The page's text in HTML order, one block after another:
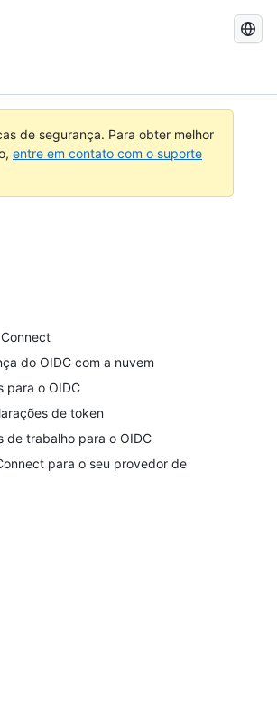
Pesquisar
de segurança. Para obter melhor
entre em contato com o suporte
do OIDC com a nuvem
para o OIDC
de token
de trabalho para o OIDC
para o seu provedor de